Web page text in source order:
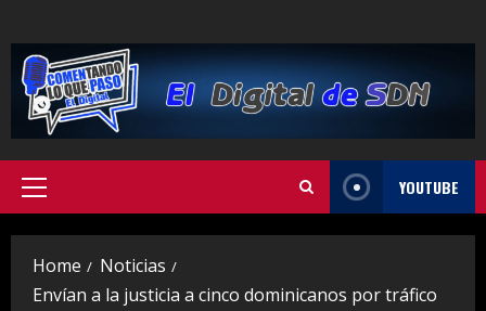
to
content
Primary
YOUTUBE
Home
Noticias
Envían a la justicia a cinco dominicanos por tráfico